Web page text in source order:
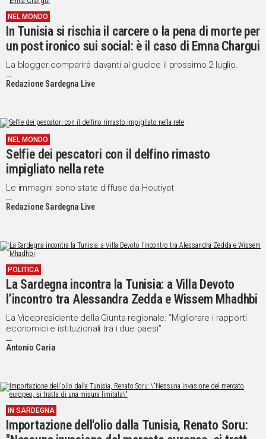
NEL MONDO
In Tunisia si rischia il carcere o la pena di morte per
un post ironico sui social: è il caso di Emna Chargui
La blogger comparirà davanti al giudice il prossimo 2 luglio.
Redazione Sardegna Live
NEL MONDO
Selfie dei pescatori con il delfino rimasto
impigliato nella rete
Le immagini sono state diffuse da Houtiyat
Redazione Sardegna Live
POLITICA
La Sardegna incontra la Tunisia: a Villa Devoto
l’incontro tra Alessandra Zedda e Wissem Mhadhbi
La Vicepresidente della Giunta regionale: “Migliorare i rapporti
economici e istituzionali tra i due paesi”
Antonio Caria
IN SARDEGNA
Importazione dell'olio dalla Tunisia, Renato Soru: